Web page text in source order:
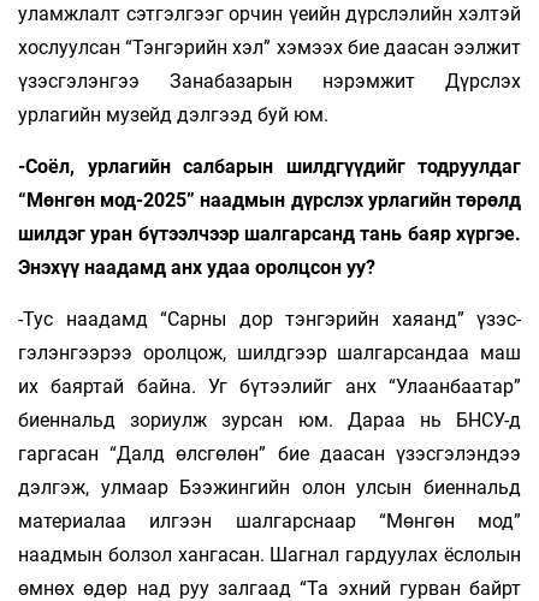
уламжлалт сэтгэлгээг орчин үеийн дүрслэлийн хэлтэй
хослуулсан “Тэнгэрийн хэл” хэмээх бие даасан ээлжит
үзэсгэлэнгээ Занабазарын нэрэмжит Дүрслэх
урлагийн музейд дэлгээд буй юм.
-Соёл, урлагийн салбарын шилдгүүдийг тодруулдаг
“Мөнгөн мод-2025” наадмын дүрслэх урлагийн төрөлд
шилдэг уран бүтээлчээр шалгарсанд тань баяр хүргэе.
Энэхүү наадамд анх удаа оролцсон уу?
-Тус наадамд “Сарны дор тэнгэрийн хаяанд” үзэс­
гэлэнгээрээ оролцож, шилдгээр шалгарсан­даа маш
их баяртай байна. Уг бүтээлийг анх “Улаанбаатар”
биеннальд зориулж зурсан юм. Да­раа нь БНСУ-д
гаргасан “Далд өлсгөлөн” бие даа­сан үзэсгэлэндээ
дэлгэж, улмаар Бээ­жингийн олон улсын биеннальд
материалаа илгээн шал­гарс­наар “Мөнгөн мод”
наадмын болзол хангасан. Шагнал гардуулах ёслолын
өмнөх өдөр над руу залгаад “Та эхний гурван байрт